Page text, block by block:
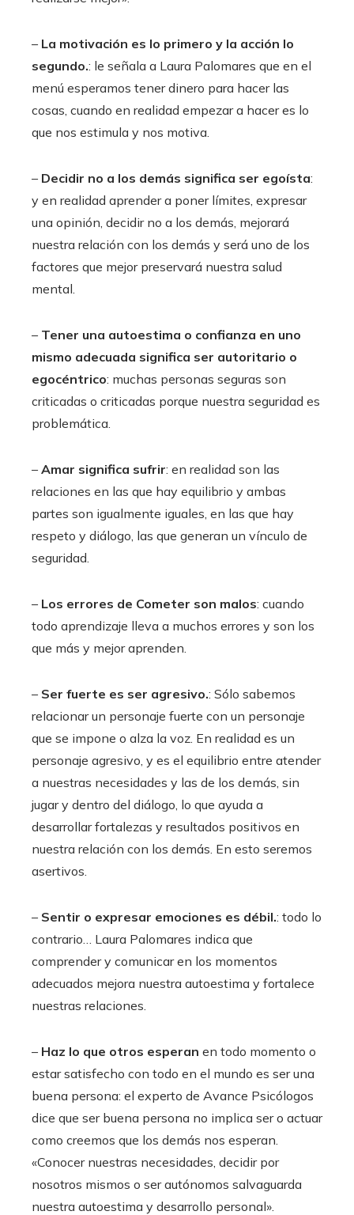
– La motivación es lo primero y la acción lo
segundo.: le señala a Laura Palomares que en el
menú esperamos tener dinero para hacer las
cosas, cuando en realidad empezar a hacer es lo
que nos estimula y nos motiva.
– Decidir no a los demás significa ser egoísta:
y en realidad aprender a poner límites, expresar
una opinión, decidir no a los demás, mejorará
nuestra relación con los demás y será uno de los
factores que mejor preservará nuestra salud
mental.
– Tener una autoestima o confianza en uno
mismo adecuada significa ser autoritario o
egocéntrico: muchas personas seguras son
criticadas o criticadas porque nuestra seguridad es
problemática.
– Amar significa sufrir: en realidad son las
relaciones en las que hay equilibrio y ambas
partes son igualmente iguales, en las que hay
respeto y diálogo, las que generan un vínculo de
seguridad.
– Los errores de Cometer son malos: cuando
todo aprendizaje lleva a muchos errores y son los
que más y mejor aprenden.
– Ser fuerte es ser agresivo.: Sólo sabemos
relacionar un personaje fuerte con un personaje
que se impone o alza la voz. En realidad es un
personaje agresivo, y es el equilibrio entre atender
a nuestras necesidades y las de los demás, sin
jugar y dentro del diálogo, lo que ayuda a
desarrollar fortalezas y resultados positivos en
nuestra relación con los demás. En esto seremos
asertivos.
– Sentir o expresar emociones es débil.: todo lo
contrario… Laura Palomares indica que
comprender y comunicar en los momentos
adecuados mejora nuestra autoestima y fortalece
nuestras relaciones.
– Haz lo que otros esperan en todo momento o
estar satisfecho con todo en el mundo es ser una
buena persona: el experto de Avance Psicólogos
dice que ser buena persona no implica ser o actuar
como creemos que los demás nos esperan.
«Conocer nuestras necesidades, decidir por
nosotros mismos o ser autónomos salvaguarda
nuestra autoestima y desarrollo personal».